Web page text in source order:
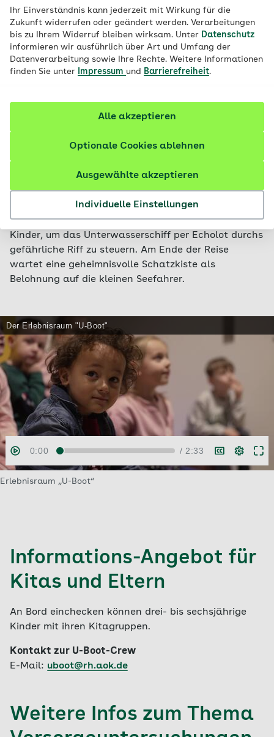
Ihr Einverständnis kann jederzeit mit Wirkung für die
Zukunft widerrufen oder geändert werden. Verarbeitungen
bis zu Ihrem Widerruf bleiben wirksam. Unter Datenschutz
informieren wir ausführlich über Art und Umfang der
Datenverarbeitung sowie Ihre Rechte. Weitere Informationen
finden Sie unter
Impressum und Barrierefreiheit.
Individuelle Einstellungen
Ausgewählte akzeptieren
Optionale Cookies ablehnen
Alle akzeptieren
Erlebnisraum U-Boot -
kleine Matrosen gehen
auf Gesundheitskurs
Rheinland/Hamburg Kindern Gesundheit und warum
die U-Untersuchungen so wichtig sind. Spielerisch
erforschen pro Jahr rund 3.000 kleine Hilfsmatrosen
das faszinierende Leben unter Wasser. Alle
Stationen im U-Boot stellen Elemente der U-
Untersuchungen vor und fordern die Sinne der
Kleinen heraus: Auf dem Balancierbalken steht die
Motorik im Mittelpunkt. Beim Blick durchs Periskop
sind gute Augen gefragt. Genau hinhören müssen die
Kinder, um das Unterwasserschiff per Echolot durchs
gefährliche Riff zu steuern. Am Ende der Reise
wartet eine geheimnisvolle Schatzkiste als
Belohnung auf die kleinen Seefahrer.
Erlebnisraum „U-Boot“
Informations-Angebot für
Kitas und Eltern
An Bord einchecken können drei- bis sechsjährige
Kinder mit ihren Kitagruppen.
Kontakt zur U-Boot-Crew
E-Mail: uboot@rh.aok.de
Weitere Infos zum Thema